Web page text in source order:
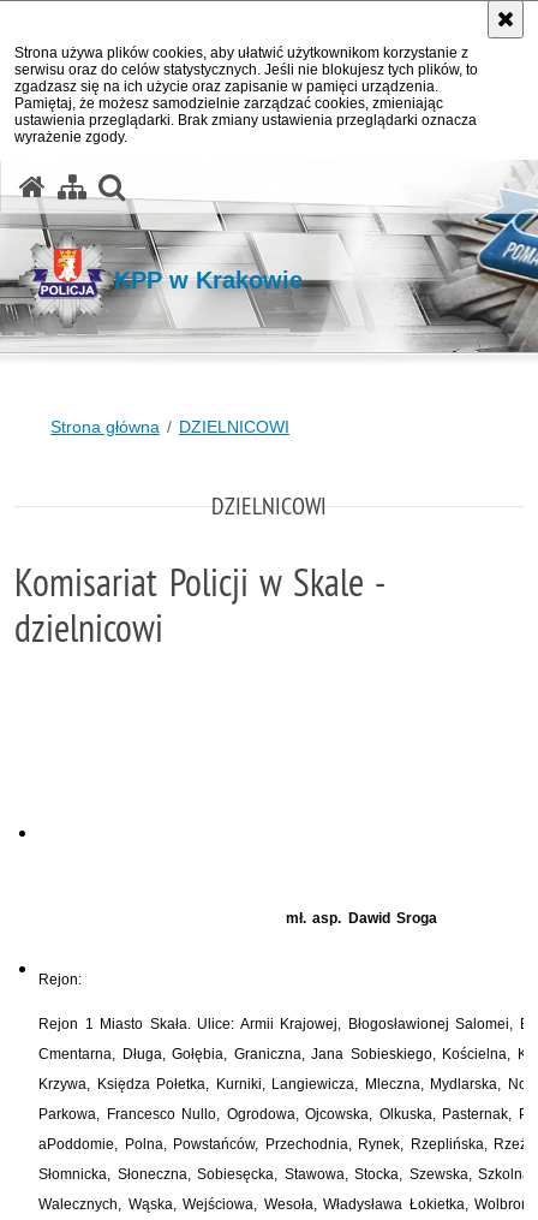
Strona używa plików cookies, aby ułatwić użytkownikom korzystanie z
serwisu oraz do celów statystycznych. Jeśli nie blokujesz tych plików, to
zgadzasz się na ich użycie oraz zapisanie w pamięci urządzenia.
Pamiętaj, że możesz samodzielnie zarządzać cookies, zmieniając
ustawienia przeglądarki. Brak zmiany ustawienia przeglądarki oznacza
wyrażenie zgody.
KPP w Krakowie
Strona główna DZIELNICOWI
DZIELNICOWI
Komisariat Policji w Skale -
dzielnicowi
mł. asp. Dawid Sroga
Rejon:
Rejon 1 Miasto Skała. Ulice: Armii Krajowej, Błogosławionej Salomei,
Cmentarna, Długa, Gołębia, Graniczna, Jana Sobieskiego, Kościelna,
Krzywa, Księdza Połetka, Kurniki, Langiewicza, Mleczna, Mydlarska,
Parkowa, Francesco Nullo, Ogrodowa, Ojcowska, Olkuska, Pasternak,
aPoddomie, Polna, Powstańców, Przechodnia, Rynek, Rzeplińska,
Słomnicka, Słoneczna, Sobiesęcka, Stawowa, Stocka, Szewska,
Walecznych, Wąska, Wejściowa, Wesoła, Władysława Łokietka,